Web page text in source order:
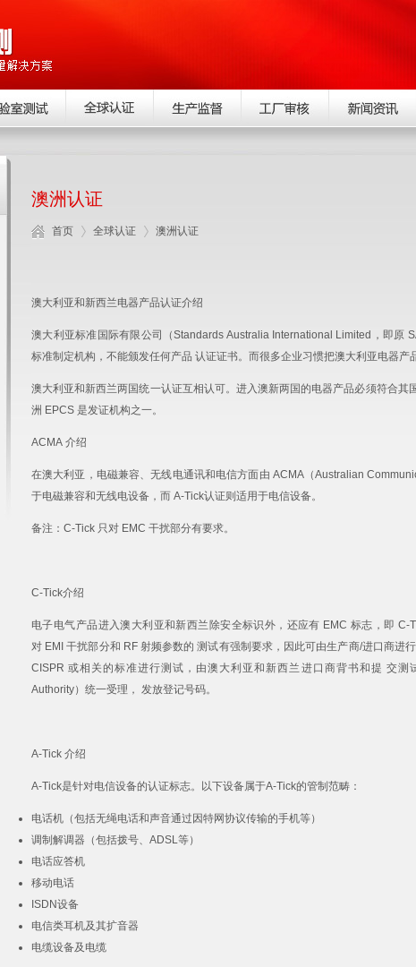
澳洲认证
首页 全球认证 澳洲认证
澳大利亚和新西兰电器产品认证介绍
澳大利亚标准国际有限公司（Standards Australia International Limited，即原
标准制定机构，不能颁发任何产品 认证证书。而很多企业习惯把澳大利亚电器产
澳大利亚和新西兰两国统一认证互相认可。进入澳新两国的电器产品必须符合
洲 EPCS 是发证机构之一。
ACMA 介绍
在澳大利亚，电磁兼容、无线电通讯和电信方面由 ACMA（Australian
于电磁兼容和无线电设备，而 A-Tick认证则适用于电信设备。
备注：C-Tick 只对 EMC 干扰部分有要求。
C-Tick介绍
电子电气产品进入澳大利亚和新西兰除安全标识外，还应有 EMC 标志，即
对 EMI 干扰部分和 RF 射频参数的 测试有强制要求，因此可由生产商/进口商进
CISPR 或相关的标准进行测试，由澳大利亚和新西兰进口商背书和提 交测
Authority）统一受理， 发放登记号码。
A-Tick 介绍
A-Tick是针对电信设备的认证标志。以下设备属于A-Tick的管制范畴：
电话机（包括无绳电话和声音通过因特网协议传输的手机等）
调制解调器（包括拨号、ADSL等）
电话应答机
移动电话
ISDN设备
电信类耳机及其扩音器
电缆设备及电缆